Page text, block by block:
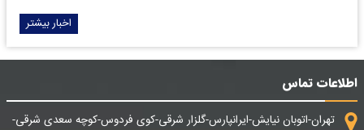
اخبار بیشتر
اطلاعات تماس
تهران-اتوبان نیایش-ایرانپارس-گلزار شرقی-کوی فردوس-کوچه سعدی شرقی-